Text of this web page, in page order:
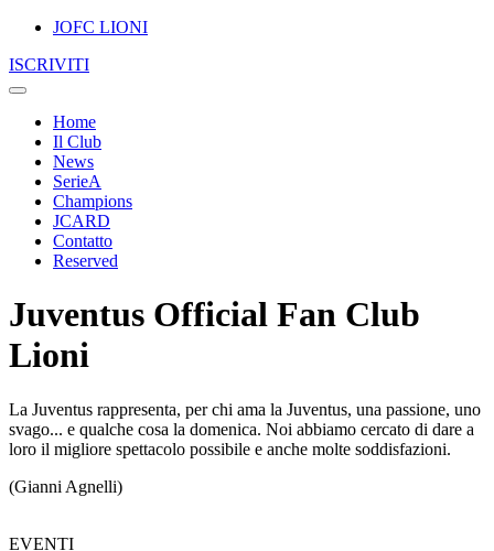
JOFC LIONI
ISCRIVITI
Home
Il Club
News
SerieA
Champions
JCARD
Contatto
Reserved
Juventus Official Fan Club
Lioni
La Juventus rappresenta, per chi ama la Juventus, una passione, uno
svago... e qualche cosa la domenica. Noi abbiamo cercato di dare a
loro il migliore spettacolo possibile e anche molte soddisfazioni.
(Gianni Agnelli)
EVENTI